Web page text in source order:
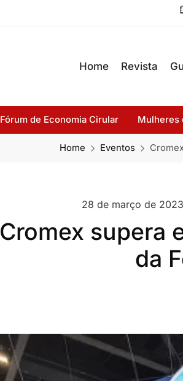
Home Revista
Fórum de Economia Cirular Mulheres
Home Eventos
28 de março de 2023
Cromex supera
da